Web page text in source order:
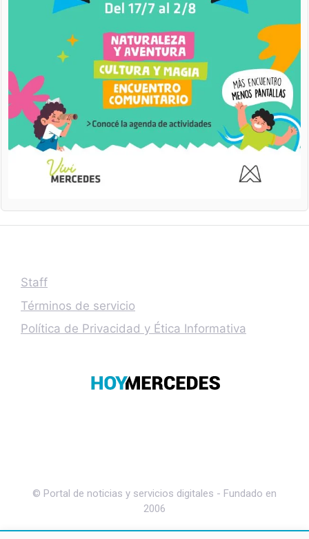
Staff
Términos de servicio
Política de Privacidad y Ética Informativa
© Portal de noticias y servicios digitales - Fundado en
2006